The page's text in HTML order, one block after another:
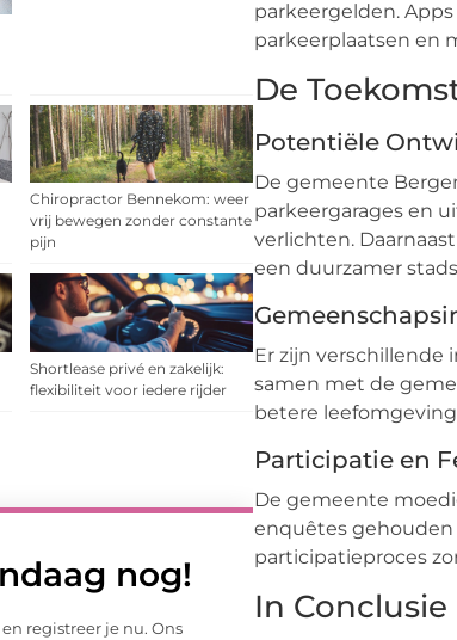
Chiropractor Bennekom: weer
vrij bewegen zonder constante
pijn
Shortlease privé en zakelijk:
flexibiliteit voor iedere rijder
nog!
registreer je nu. Ons
parkeergelden.
parkeerplaatsen en
De
Potentiële
De gemeente
parkeergarages en
verlichten.
een duurzamer
Er zijn
samen met de
betere
Participatie en
De gemeente
enquêtes gehouden
participatieproces
In Conclusie